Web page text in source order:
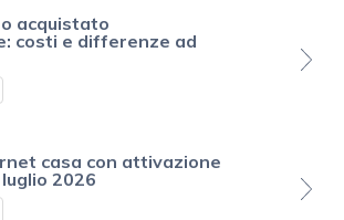
acquistato
costi e differenze ad
casa con attivazione
2026